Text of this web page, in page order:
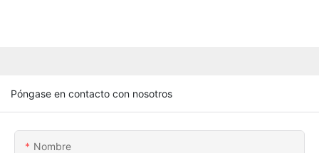
Póngase en contacto con nosotros
Nombre